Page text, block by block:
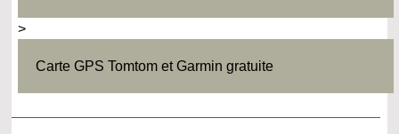
>
Carte GPS Tomtom et Garmin gratuite